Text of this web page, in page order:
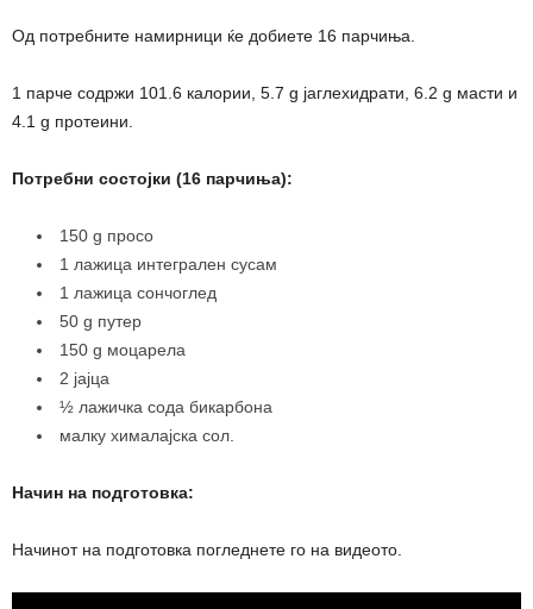
Од потребните намирници ќе добиете 16 парчиња.
1 парче содржи 101.6 калории, 5.7 g јаглехидрати, 6.2 g масти и
4.1 g протеини.
Потребни состојки (16 парчиња):
150 g просо
1 лажица интегрален сусам
1 лажица сончоглед
50 g путер
150 g моцарела
2 јајца
½ лажичка сода бикарбона
малку хималајска сол.
Начин на подготовка:
Начинот на подготовка погледнете го на видеото.